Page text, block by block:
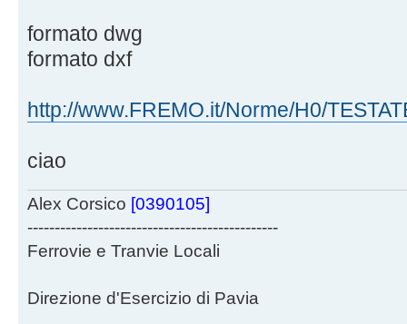
formato dwg
formato dxf
http://www.FREMO.it/Norme/H0/
ciao
Alex Corsico [0390105]
----------------------------------------------
Ferrovie e Tranvie Locali
Direzione d'Esercizio di Pavia